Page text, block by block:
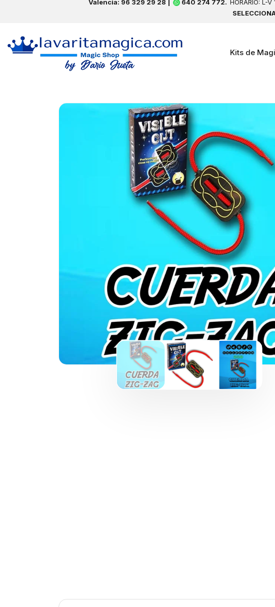
Valencia: 96 329 29 28 | 640 274 772. HORARIO: L-V
Kits de